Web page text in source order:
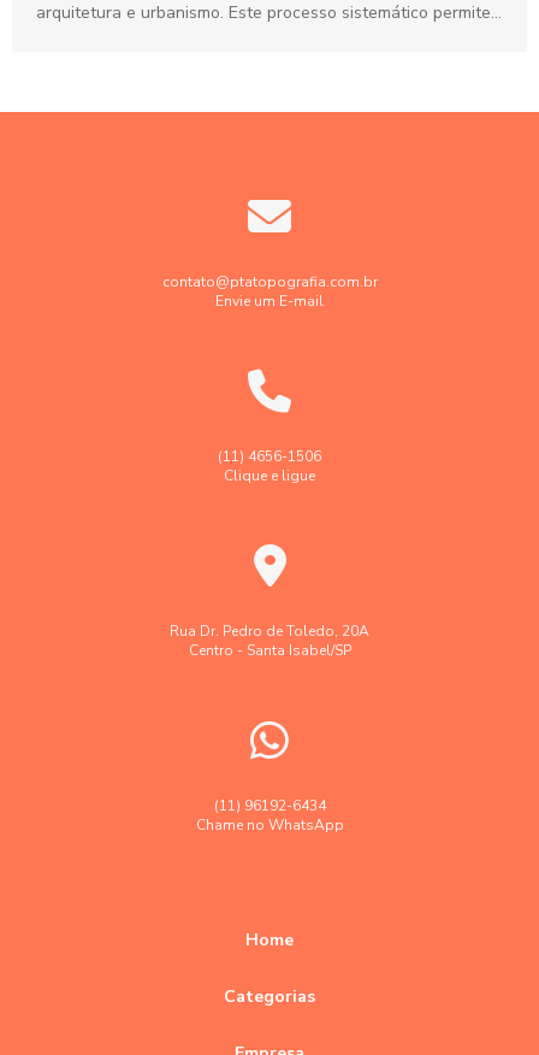
arquitetura e urbanismo. Este processo sistemático permite
contato@ptatopografia.com.br
Envie um E-mail
(11) 4656-1506
Clique e ligue
Rua Dr. Pedro de Toledo, 20A
Centro - Santa Isabel/SP
(11) 96192-6434
Chame no WhatsApp
Home
Categorias